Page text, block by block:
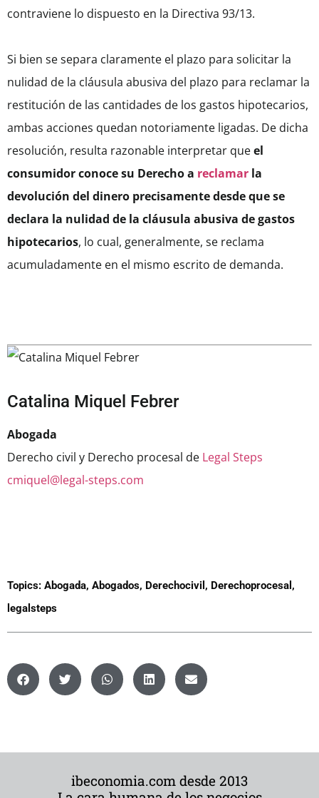
contraviene lo dispuesto en la Directiva 93/13.
Si bien se separa claramente el plazo para solicitar la
nulidad de la cláusula abusiva del plazo para reclamar la
restitución de las cantidades de los gastos hipotecarios,
ambas acciones quedan notoriamente ligadas. De dicha
resolución, resulta razonable interpretar queel
consumidor conoce su Derecho a reclamar la
devolución del dinero precisamente desde que se
declara la nulidad de la cláusula abusiva de gastos
hipotecarios, lo cual, generalmente, se reclama
acumuladamente en el mismo escrito de demanda.
Catalina Miquel Febrer
Abogada
Derecho civil y Derecho procesal de Legal Steps
cmiquel@legal-steps.com
Topics: Abogada, Abogados, Derechocivil , Derechoprocesal ,
legalsteps
ibeconomia.com desde 2013